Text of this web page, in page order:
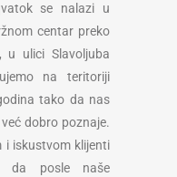
se nalazi u
centar preko
u ulici Slavoljuba
na teritoriji
tako da nas
dobro poznaje.
i iskustvom klijenti
da posle naše